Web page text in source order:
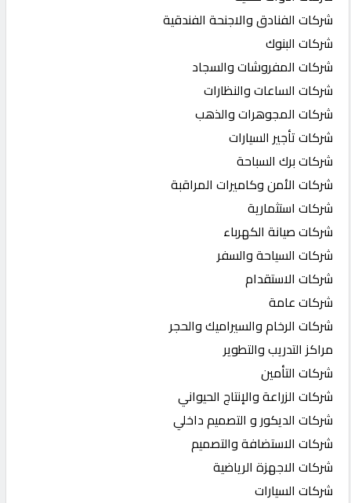
شركات الفنادق والاجنحة الفندقية
شركات البنوك
شركات المفروشات والسجاد
شركات الساعات والنظارات
شركات المجوهرات والذهب
شركات تأجير السيارات
شركات برك السباحة
شركات الأمن وكاميرات المراقبة
شركات استثمارية
شركات صيانة الكهرباء
شركات السياحة والسفر
شركات الاستقدام
شركات عامة
شركات الرخام والسيراميك والحجر
مراكز التدريب والتطوير
شركات التأمين
شركات الزراعة والإنتاج الحيواني
شركات الديكور و التصميم داخلي
شركات الاستضافة والتصميم
شركات الاجهزة الرياضية
شركات السيارات